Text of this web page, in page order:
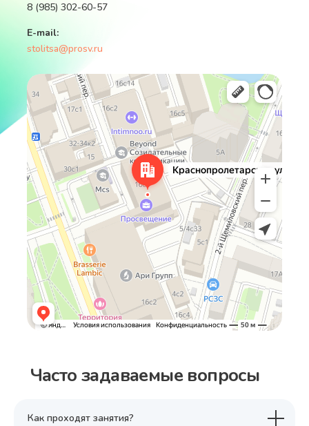
stolitsa@prosv.ru
E-mail:
8 (985) 302-60-57
Москва
Краснопролетарская улица, 16с3 — Яндекс Карты
Часто задаваемые вопросы
Как проходят занятия?
Наши программы
рекомендуют